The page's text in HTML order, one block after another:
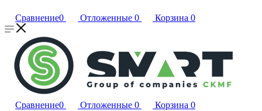
Сравнение0 Отложенные 0 Корзина 0
Сравнение0 Отложенные 0 Корзина 0